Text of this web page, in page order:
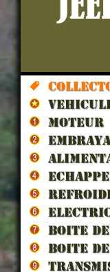
MOTEUR
BOITE
BOITE DE